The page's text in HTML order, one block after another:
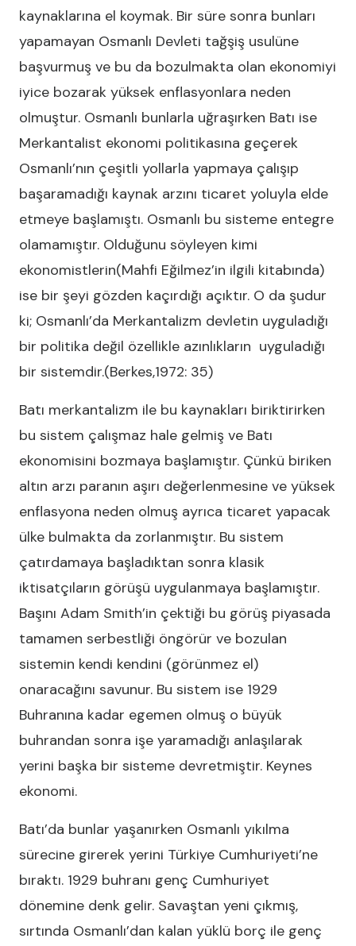
kaynaklarına el koymak. Bir süre sonra bunları
yapamayan Osmanlı Devleti tağşiş usulüne
başvurmuş ve bu da bozulmakta olan ekonomiyi
iyice bozarak yüksek enflasyonlara neden
olmuştur. Osmanlı bunlarla uğraşırken Batı ise
Merkantalist ekonomi politikasına geçerek
Osmanlı’nın çeşitli yollarla yapmaya çalışıp
başaramadığı kaynak arzını ticaret yoluyla elde
etmeye başlamıştı. Osmanlı bu sisteme entegre
olamamıştır. Olduğunu söyleyen kimi
ekonomistlerin(Mahfi Eğilmez’in ilgili kitabında)
ise bir şeyi gözden kaçırdığı açıktır. O da şudur
ki; Osmanlı’da Merkantalizm devletin uyguladığı
bir politika değil özellikle azınlıkların uyguladığı
bir sistemdir.(Berkes,1972: 35)
Batı merkantalizm ile bu kaynakları biriktirirken
bu sistem çalışmaz hale gelmiş ve Batı
ekonomisini bozmaya başlamıştır. Çünkü biriken
altın arzı paranın aşırı değerlenmesine ve yüksek
enflasyona neden olmuş ayrıca ticaret yapacak
ülke bulmakta da zorlanmıştır. Bu sistem
çatırdamaya başladıktan sonra klasik
iktisatçıların görüşü uygulanmaya başlamıştır.
Başını Adam Smith’in çektiği bu görüş piyasada
tamamen serbestliği öngörür ve bozulan
sistemin kendi kendini (görünmez el)
onaracağını savunur. Bu sistem ise 1929
Buhranına kadar egemen olmuş o büyük
buhrandan sonra işe yaramadığı anlaşılarak
yerini başka bir sisteme devretmiştir. Keynes
ekonomi.
Batı’da bunlar yaşanırken Osmanlı yıkılma
sürecine girerek yerini Türkiye Cumhuriyeti’ne
bıraktı. 1929 buhranı genç Cumhuriyet
dönemine denk gelir. Savaştan yeni çıkmış,
sırtında Osmanlı’dan kalan yüklü borç ile genç